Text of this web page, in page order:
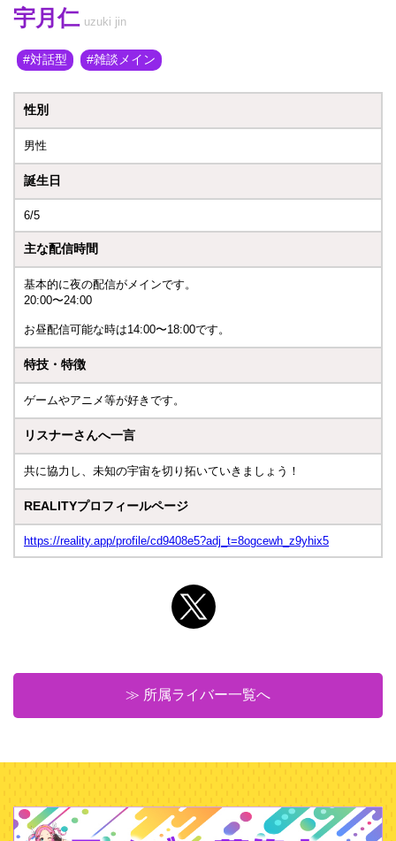
宇月仁 uzuki jin
対話型 雑談メイン
性別
男性
誕生日
6/5
主な配信時間
基本的に夜の配信がメインです。
20:00〜24:00
お昼配信可能な時は14:00〜18:00です。
特技・特徴
ゲームやアニメ等が好きです。
リスナーさんへ一言
共に協力し、未知の宇宙を切り拓いていきましょう！
REALITYプロフィールページ
https://reality.app/profile/cd9408e5?adj_t=8ogcewh_z9yhix5
≫ 所属ライバー一覧へ